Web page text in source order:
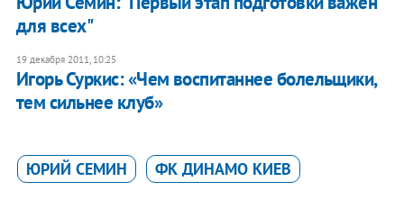
для всех"
19 декабря 2011, 10:25
Игорь Суркис: «Чем воспитаннее болельщики,
тем сильнее клуб»
ЮРИЙ СЕМИН ФК ДИНАМО КИЕВ